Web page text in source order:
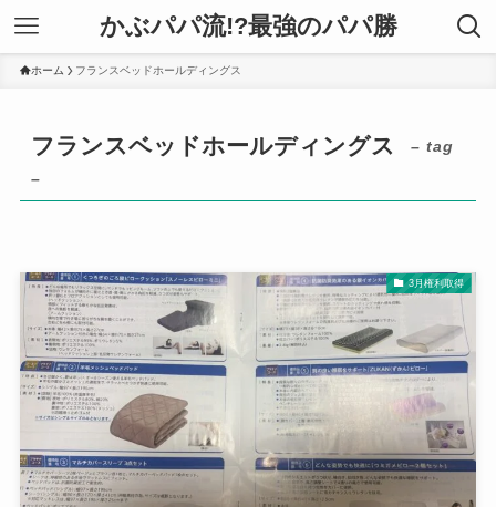
かぶパパ流!?最強のパパ勝
ホーム フランスベッドホールディングス
フランスベッドホールディングス
– tag
–
3月権利取得